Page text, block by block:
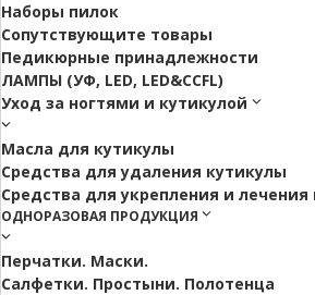
Наборы пилок
Сопутствующите товары
Педикюрные принадлежности
ЛАМПЫ (УФ, LED, LED&CCFL)
Уход за ногтями и кутикулой
Масла для кутикулы
Средства для удаления кутикулы
Средства для укрепления и лечения
ОДНОРАЗОВАЯ ПРОДУКЦИЯ
Перчатки. Маски.
Салфетки. Простыни. Полотенца